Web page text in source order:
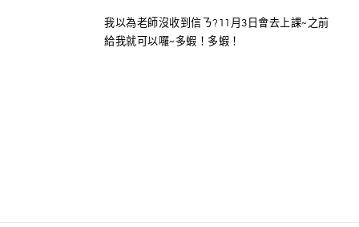
我以為老師沒收到信ㄋ?11月3日會去上課~之前
給我就可以囉~多蝦！多蝦！